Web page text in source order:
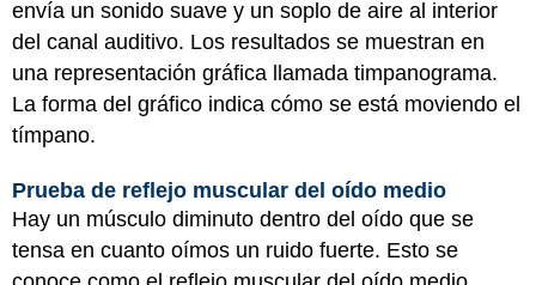
envía un sonido suave y un soplo de aire al interior
del canal auditivo. Los resultados se muestran en
una representación gráfica llamada timpanograma.
La forma del gráfico indica cómo se está moviendo el
tímpano.
Prueba de reflejo muscular del oído medio
Hay un músculo diminuto dentro del oído que se
tensa en cuanto oímos un ruido fuerte. Esto se